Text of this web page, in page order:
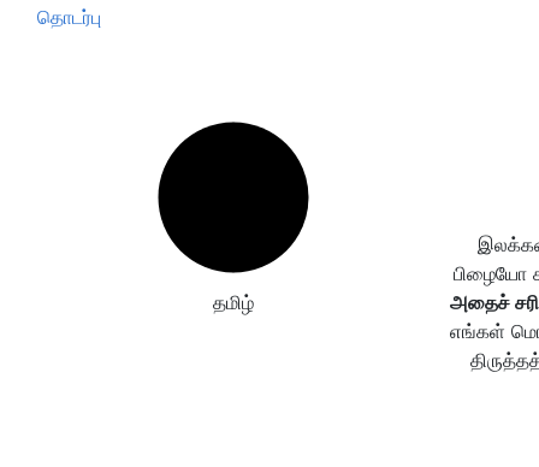
தொடர்பு
தமிழ்
பிழையோ
அதைச்
எங்கள்